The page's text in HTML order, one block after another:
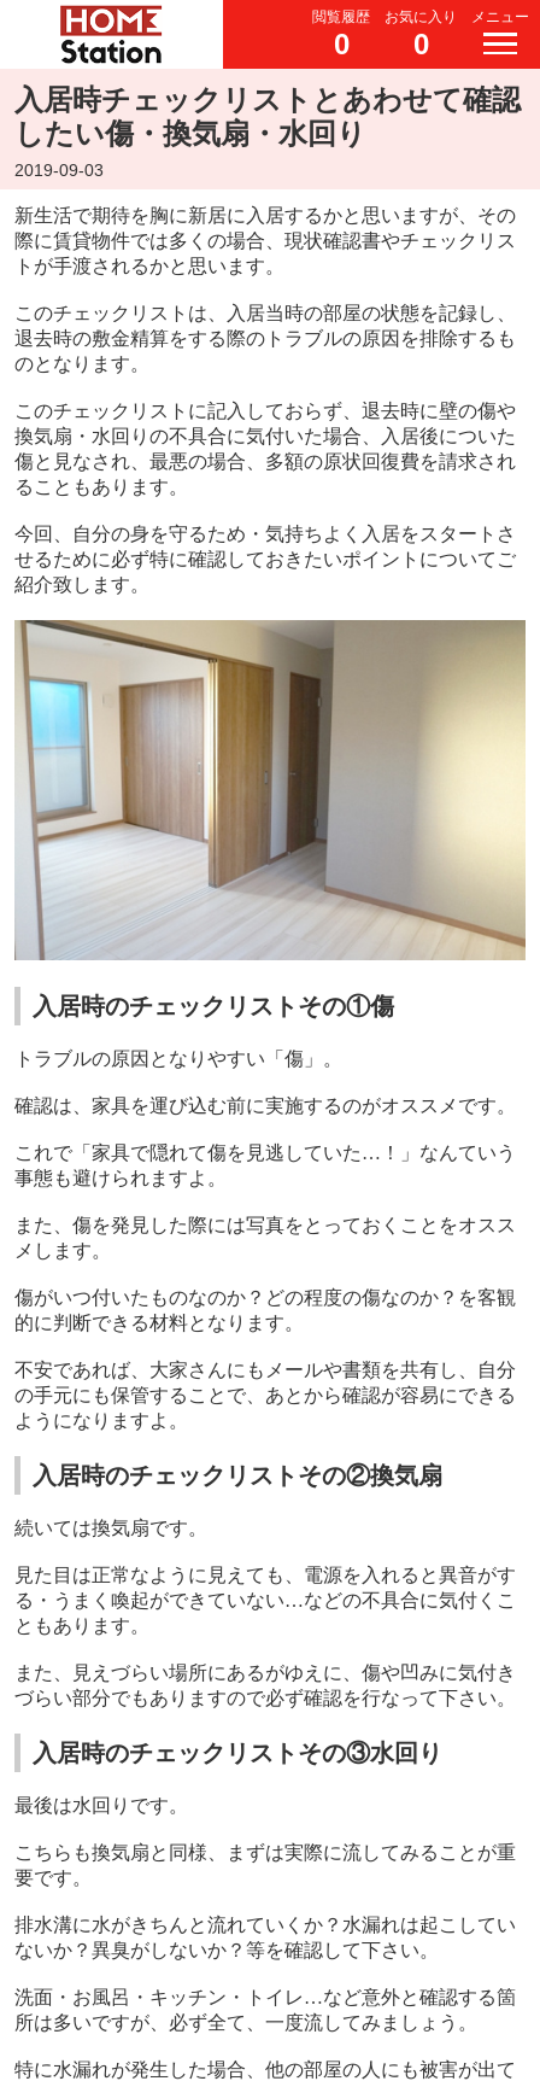
閲覧履歴
0
お気に入り
0
メニュー
入居時チェックリストとあわせて確認
したい傷・換気扇・水回り
2019-09-03
新生活で期待を胸に新居に入居するかと思いますが、その
際に賃貸物件では多くの場合、現状確認書やチェックリス
トが手渡されるかと思います。
このチェックリストは、入居当時の部屋の状態を記録し、
退去時の敷金精算をする際のトラブルの原因を排除するも
のとなります。
このチェックリストに記入しておらず、退去時に壁の傷や
換気扇・水回りの不具合に気付いた場合、入居後についた
傷と見なされ、最悪の場合、多額の原状回復費を請求され
ることもあります。
今回、自分の身を守るため・気持ちよく入居をスタートさ
せるために必ず特に確認しておきたいポイントについてご
紹介致します。
入居時のチェックリストその①傷
トラブルの原因となりやすい「傷」。
確認は、家具を運び込む前に実施するのがオススメです。
これで「家具で隠れて傷を見逃していた…！」なんていう
事態も避けられますよ。
また、傷を発見した際には写真をとっておくことをオスス
メします。
傷がいつ付いたものなのか？どの程度の傷なのか？を客観
的に判断できる材料となります。
不安であれば、大家さんにもメールや書類を共有し、自分
の手元にも保管することで、あとから確認が容易にできる
ようになりますよ。
入居時のチェックリストその②換気扇
続いては換気扇です。
見た目は正常なように見えても、電源を入れると異音がす
る・うまく喚起ができていない…などの不具合に気付くこ
ともあります。
また、見えづらい場所にあるがゆえに、傷や凹みに気付き
づらい部分でもありますので必ず確認を行なって下さい。
入居時のチェックリストその③水回り
最後は水回りです。
こちらも換気扇と同様、まずは実際に流してみることが重
要です。
排水溝に水がきちんと流れていくか？水漏れは起こしてい
ないか？異臭がしないか？等を確認して下さい。
洗面・お風呂・キッチン・トイレ…など意外と確認する箇
所は多いですが、必ず全て、一度流してみましょう。
特に水漏れが発生した場合、他の部屋の人にも被害が出て